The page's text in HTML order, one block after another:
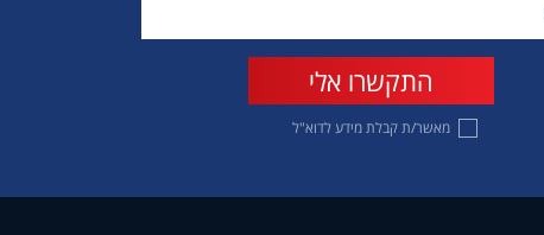
מאשר/ת קבלת מידע לדוא"ל